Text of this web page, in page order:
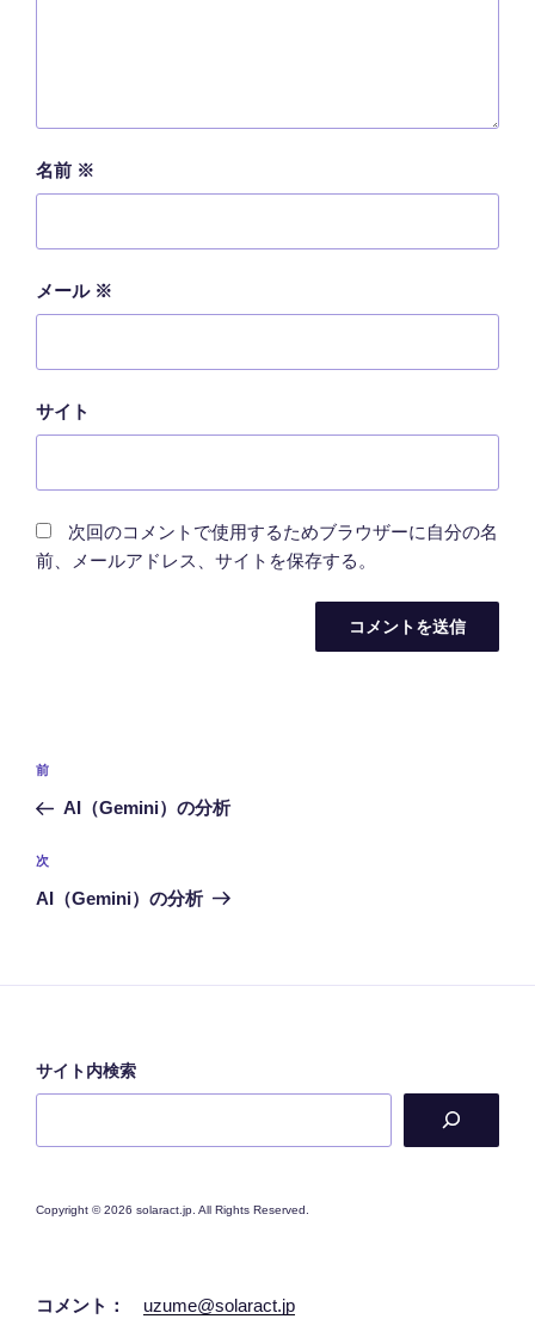
名前 ※
メール ※
サイト
次回のコメントで使用するためブラウザーに自分の名
前、メールアドレス、サイトを保存する。
投
ナ
ビ
ゲ
ョ
前
の
稿
前
AI（Gemini）の分析
次
の
次
AI（Gemini）の分析
サイト内検索
Copyright © 2026 solaract.jp. All Rights Reserved.
コメント： uzume@solaract.jp